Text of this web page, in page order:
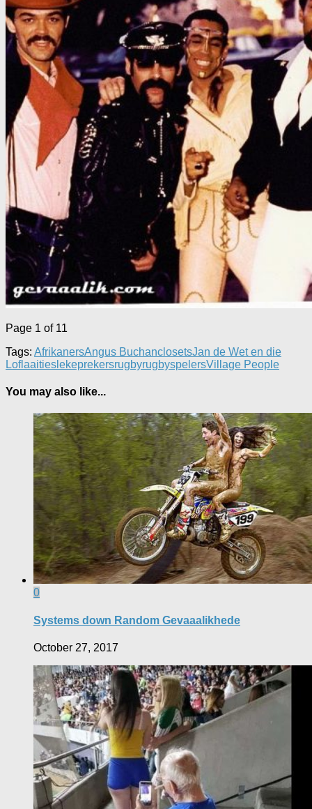
Page 1 of 11
Tags: AfrikanersAngus BuchanclosetsJan de Wet en die
Loflaaities lekeprekersrugbyrugbyspelersVillage People
You may also like...
0
Systems down Random Gevaaalikhede
October 27, 2017